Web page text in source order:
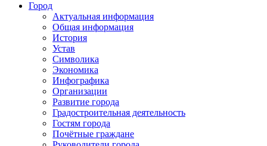
Город
Актуальная информация
Общая информация
История
Устав
Символика
Экономика
Инфографика
Организации
Развитие города
Градостроительная деятельность
Гостям города
Почётные граждане